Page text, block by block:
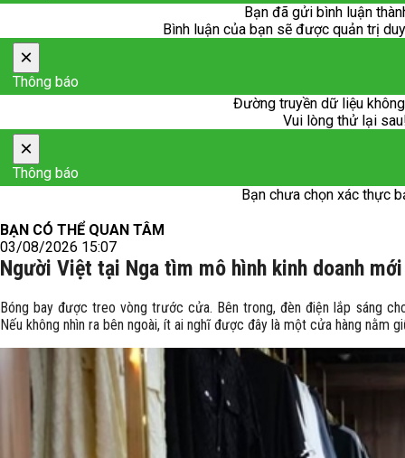
Bạn đã gửi bình luận
Bình luận của bạn sẽ được quản trị
×
Thông báo
Đường truyền dữ liệu
Vui lòng thử lại
×
Thông báo
Bạn chưa chọn xác thực
BẠN CÓ THỂ QUAN TÂM
03/08/2026 15:07
Người Việt tại Nga tìm mô hình kinh doanh mới
Bóng bay được treo vòng trước cửa. Bên trong, đèn điện lắp sáng
Nếu không nhìn ra bên ngoài, ít ai nghĩ được đây là một cửa hàng nằm